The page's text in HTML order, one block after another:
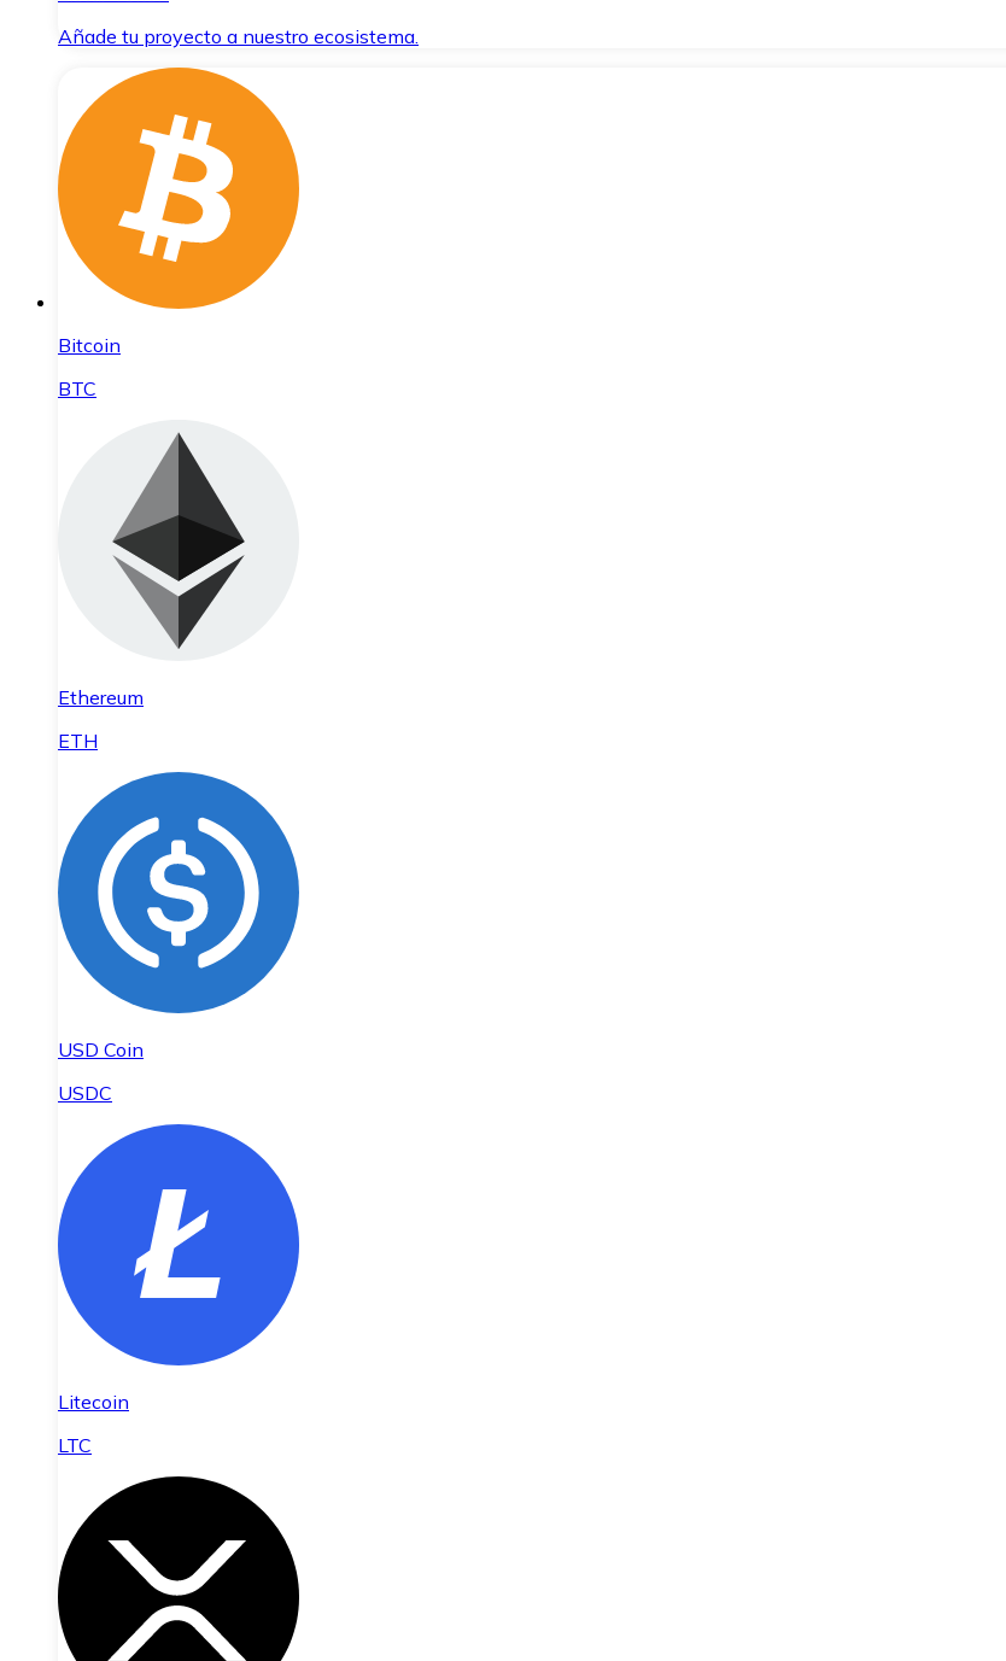
Añade tu proyecto a nuestro ecosistema.
Bitcoin
BTC
Ethereum
ETH
USD Coin
USDC
Litecoin
LTC